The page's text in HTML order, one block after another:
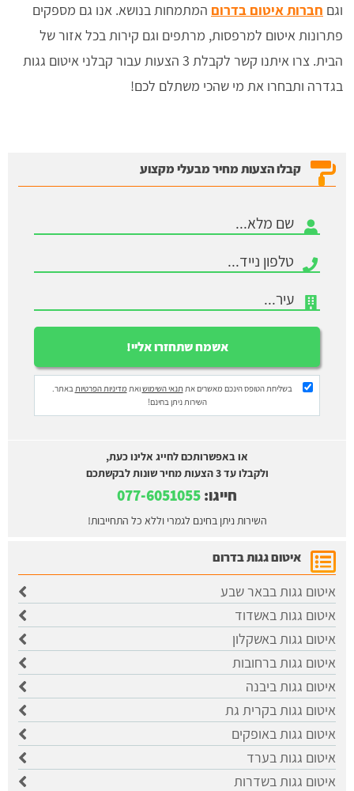
וגם חברות איטום בדרום המתמחות בנושא. אנו גם מספקים
פתרונות איטום למרפסות, מרתפים וגם קירות בכל אזור של
הבית. צרו איתנו קשר לקבלת 3 הצעות עבור קבלני איטום גגות
בגדרה ותבחרו את מי שהכי משתלם לכם!
קבלו הצעות מחיר מבעלי מקצוע
בשליחת הטופס הינכם מאשרים את תנאי השימושואת מדיניות הפרטיותבאתר.
השירות ניתן בחינם!
או באפשרותכם לחייג אלינו כעת,
ולקבלו עד 3 הצעות מחיר שונות לבקשתכם
חייגו:
השירות ניתן בחינם לגמרי וללא כל התחייבות!
איטום גגות בדרום
איטום גגות בבאר שבע
איטום גגות באשדוד
איטום גגות באשקלון
איטום גגות ברחובות
איטום גגות ביבנה
איטום גגות בקרית גת
איטום גגות באופקים
איטום גגות בערד
איטום גגות בשדרות